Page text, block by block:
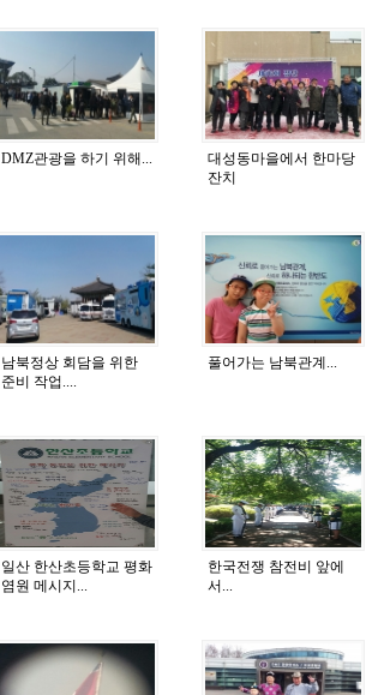
DMZ관광을 하기 위해...
대성동마을에서 한마당
잔치
남북정상 회담을 위한
준비 작업....
풀어가는 남북관계...
일산 한산초등학교 평화
염원 메시지...
한국전쟁 참전비 앞에
서...